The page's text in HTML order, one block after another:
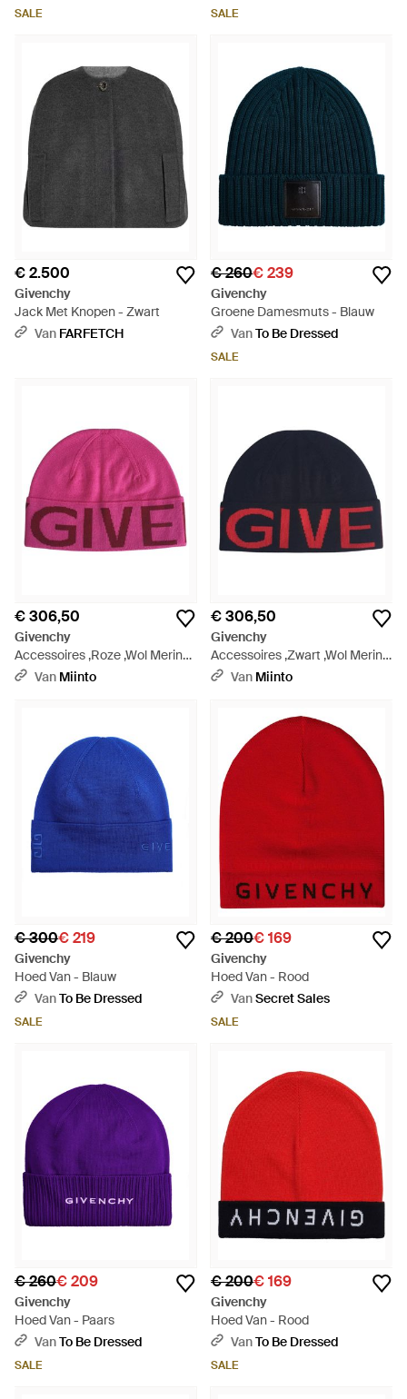
SALE SALE
€ 2.500
Givenchy
Jack Met Knopen - Zwart
Van FARFETCH
€ 260€ 239
Givenchy
Groene Damesmuts - Blauw
VanTo Be Dressed
SALE
€ 306,50
Givenchy
Accessoires ,Roze ,Wol Merino
Wollen Jacquard Beanie - Roze
Van Miinto
€ 306,50
Givenchy
Accessoires ,Zwart ,Wol Merino
Wol Jacquard Beanie Zwart -
Van Miinto
€ 300€ 219
Givenchy
Hoed Van - Blauw
VanTo Be Dressed
SALE
€ 200€ 169
Givenchy
Hoed Van - Rood
VanSecret Sales
SALE
€ 260€ 209
Givenchy
Hoed Van - Paars
VanTo Be Dressed
SALE
€ 200€ 169
Givenchy
Hoed Van - Rood
VanTo Be Dressed
SALE